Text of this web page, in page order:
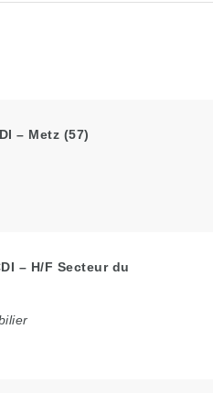
– Metz (57)
– H/F Secteur du